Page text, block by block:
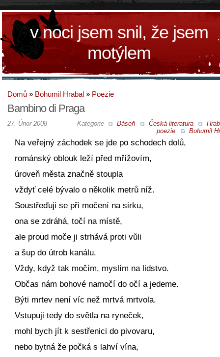
v noci jsem snil, že jsem
motýlem
Domů » Bohumil Hrabal » Poezie
Bambino di Praga
Kategorie Báseň Česká literatura
poezie
Bohumil
27. Únor 2008
Na veřejný záchodek se jde po schodech dolů,
románský oblouk leží před mřížovím,
úroveň města značně stoupla
vždyť celé bývalo o několik metrů níž.
Soustřeďuji se při močení na sirku,
ona se zdráhá, točí na místě,
ale proud moče ji strhává proti vůli
a šup do útrob kanálu.
Vždy, když tak močím, myslím na lidstvo.
Občas nám bohové namočí do očí a jedeme.
Býti mrtev není víc než mrtvá mrtvola.
Vstupuji tedy do světla na ryneček,
mohl bych jít k sestřenici do pivovaru,
nebo bytná že počká s lahví vína,